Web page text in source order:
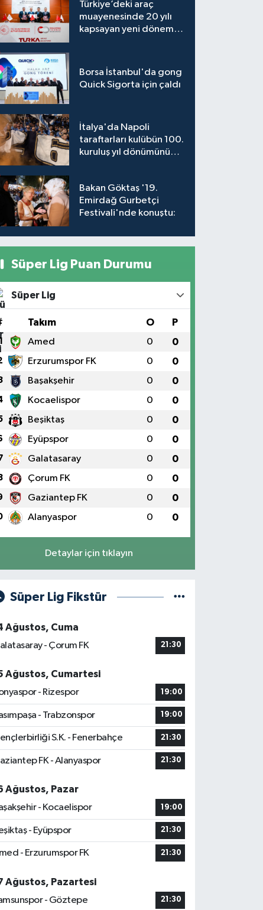
Türkiye’deki araç
muayenesinde 20 yılı
kapsayan yeni dönem
Borsa İstanbul'da gong
Quick Sigorta için çaldı
İtalya'da Napoli
taraftarları kulübün 100.
kuruluş yıl dönümünü
Bakan Göktaş '19.
Emirdağ Gurbetçi
Festivali'nde konuştu:
Süper Lig Puan Durumu
Süper Lig
Takım O P
1 Amed 0 0
Erzurumspor FK 0 0
Başakşehir 0 0
Kocaelispor 0 0
Beşiktaş 0 0
Eyüpspor 0 0
Galatasaray 0 0
Çorum FK 0 0
Gaziantep FK 0 0
Alanyaspor 0 0
Detaylar için tıklayın
Süper Lig Fikstür
Ağustos, Cuma
- Çorum FK
21:30
Ağustos, Cumartesi
- Rizespor
19:00
- Trabzonspor 19:00
S.K. - Fenerbahçe 21:30
FK - Alanyaspor 21:30
Ağustos, Pazar
- Kocaelispor
19:00
- Eyüpspor 21:30
- Erzurumspor FK 21:30
Ağustos, Pazartesi
- Göztepe
21:30